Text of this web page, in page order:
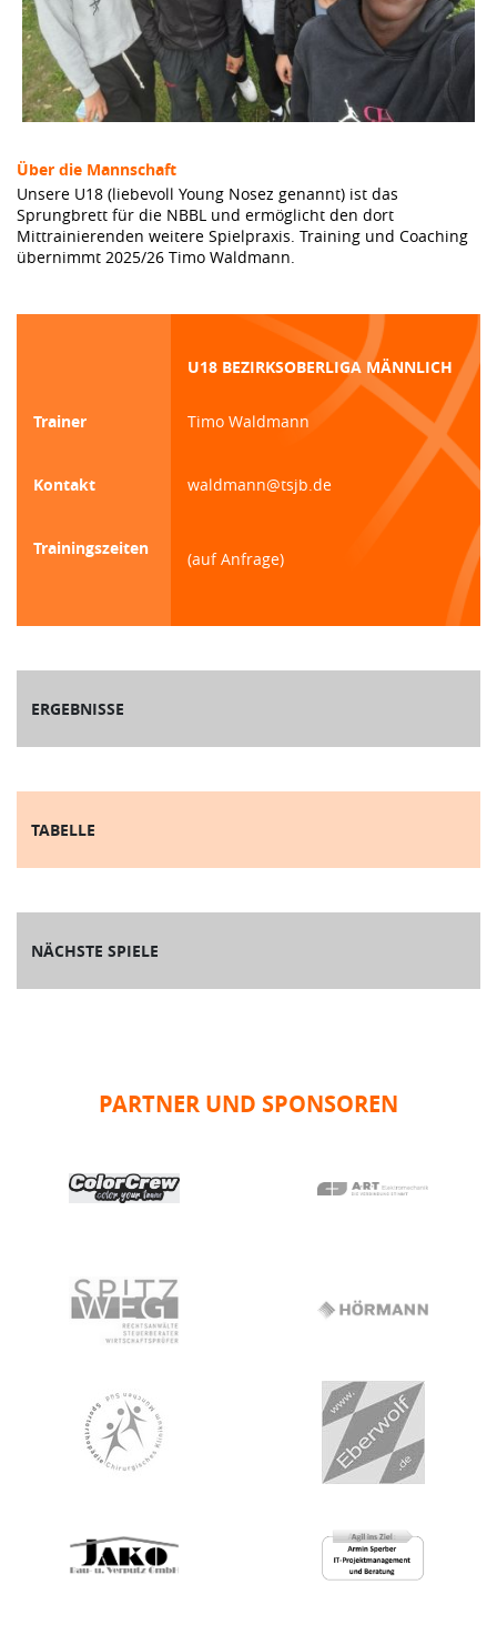
Über die Mannschaft
Unsere U18 (liebevoll Young Nosez genannt) ist das
Sprungbrett für die NBBL und ermöglicht den dort
Mittrainierenden weitere Spielpraxis. Training und Coaching
übernimmt 2025/26 Timo Waldmann.
U18 BEZIRKSOBERLIGA MÄNNLICH
Trainer Timo Waldmann
Kontakt waldmann@tsjb.de
Trainingszeiten
(auf Anfrage)
ERGEBNISSE
TABELLE
NÄCHSTE SPIELE
PARTNER UND SPONSOREN